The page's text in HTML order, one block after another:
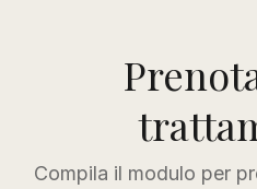
Compila il modulo per